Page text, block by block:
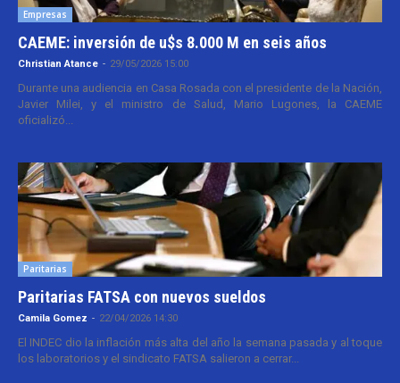
Empresas
CAEME: inversión de u$s 8.000 M en seis años
Christian Atance - 29/05/2026 15:00
Durante una audiencia en Casa Rosada con el presidente de la Nación,
Javier Milei, y el ministro de Salud, Mario Lugones, la CAEME
oficializó...
Paritarias
Paritarias FATSA con nuevos sueldos
Camila Gomez - 22/04/2026 14:30
El INDEC dio la inflación más alta del año la semana pasada y al toque
los laboratorios y el sindicato FATSA salieron a cerrar...